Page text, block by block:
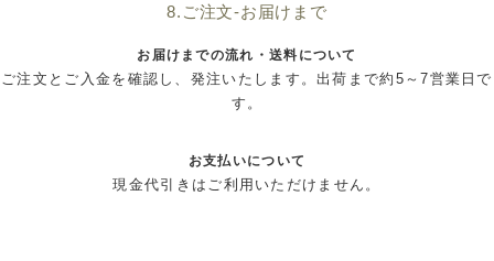
8.ご注文-お届けまで
お届けまでの流れ・送料について
ご注文とご入金を確認し、発注いたします。出荷まで約5～7営業日で
す。
お支払いについて
現金代引きはご利用いただけません。